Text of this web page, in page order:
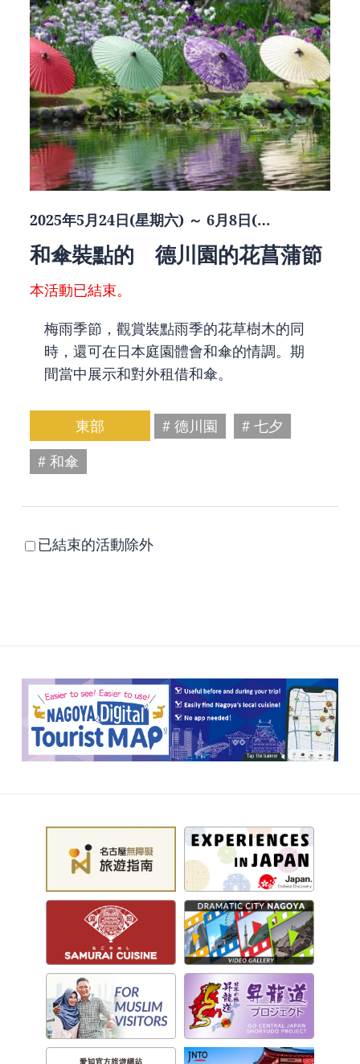
2025年5月24日(星期六) ～ 6月8日(…
和傘裝點的 德川園的花菖蒲節
本活動已結束。
梅雨季節，觀賞裝點雨季的花草樹木的同
時，還可在日本庭園體會和傘的情調。期
間當中展示和對外租借和傘。
東部 # 德川園
# 七夕
# 和傘
已結束的活動除外